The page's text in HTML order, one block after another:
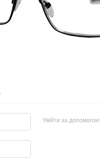
Увійти за допомогою